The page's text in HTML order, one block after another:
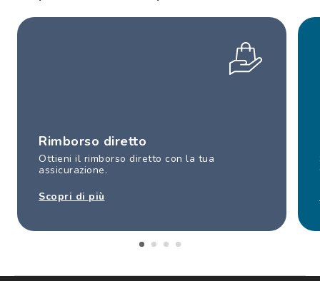
Rimborso diretto
Ottieni il rimborso diretto con la tua
assicurazione.
Scopri di più